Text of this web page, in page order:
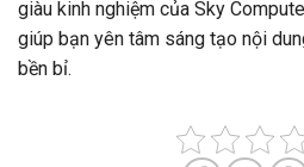
giàu kinh nghiệm của Sky
giúp bạn yên tâm sáng tạo nội
bền bỉ.